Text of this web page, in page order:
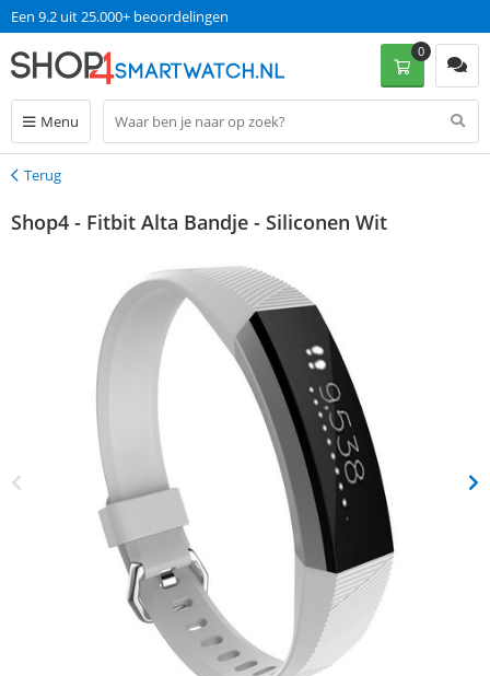
Een 9.2 uit 25.000+ beoordelingen
Menu
0
Terug
Terug
Shop4 - Fitbit Alta Bandje - Siliconen Wit